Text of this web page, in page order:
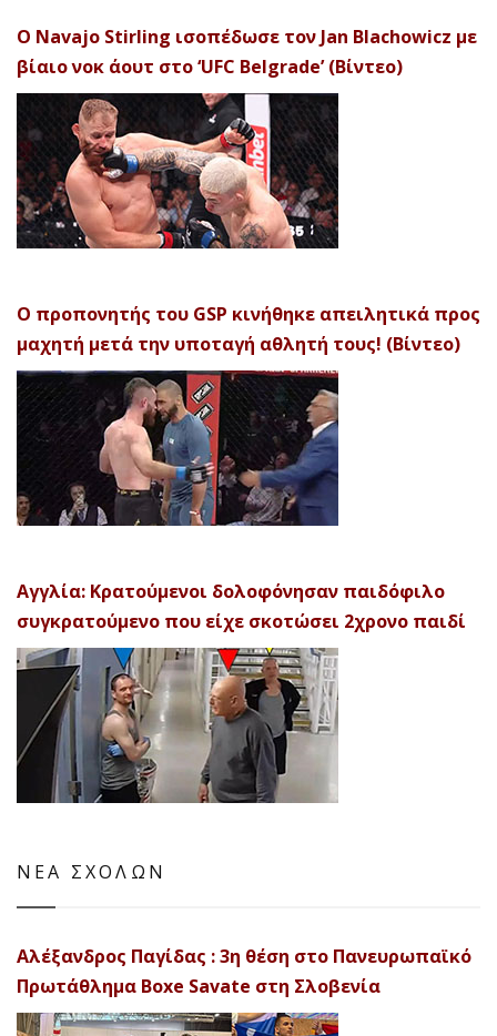
Ο Navajo Stirling ισοπέδωσε τον Jan Blachowicz με
βίαιο νοκ άουτ στο ‘UFC Belgrade’ (Βίντεο)
Ο προπονητής του GSP κινήθηκε απειλητικά προς
μαχητή μετά την υποταγή αθλητή τους! (Βίντεο)
Αγγλία: Κρατούμενοι δολοφόνησαν παιδόφιλο
συγκρατούμενο που είχε σκοτώσει 2χρονο παιδί
ΝΕΑ ΣΧΟΛΩΝ
Αλέξανδρος Παγίδας : 3η θέση στο Πανευρωπαϊκό
Πρωτάθλημα Boxe Savate στη Σλοβενία